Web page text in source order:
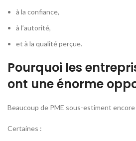
à la confiance,
à l’autorité,
et à la qualité perçue.
Pourquoi les
ont une énorme
Beaucoup de PME sous-estiment
Certaines :